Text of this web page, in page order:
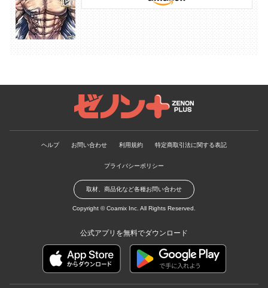
ゼノンプラス
ヘルプ お問い合わせ 利用規約 特定商取引法に関する表記
プライバシーポリシー
取材、商品化など各種お問い合わせ
Copyright ©Coamix Inc. All Rights Reserved.
公式アプリを無料でダウンロード